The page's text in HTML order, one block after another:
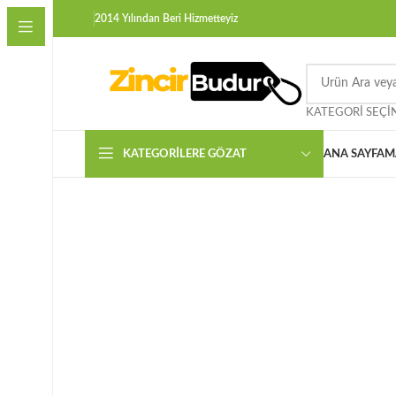
2014 Yılından Beri Hizmetteyiz
KATEGORI
KATEGORILERE GÖZAT ANA SAYFA